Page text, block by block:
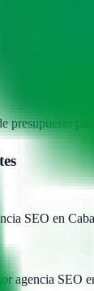
presupuesto
SEO en
agencia SEO